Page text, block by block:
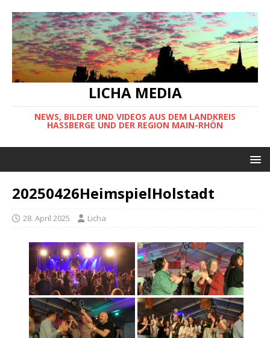
LICHA MEDIA
NEWS, BILDER UND VIDEOS AUS DEM LANDKREIS
HASSBERGE UND DER REGION MAIN-RHÖN
20250426HeimspielHolstadt
28. April 2025 Licha